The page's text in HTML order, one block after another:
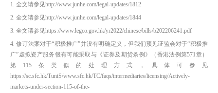
1. 全文请参见http://www.junhe.com/legal-updates/1812
2. 全文请参见http://www.junhe.com/legal-updates/1844
3. 全文请参见https://www.legco.gov.hk/yr2022/chinese/bills/b202206241.pdf
4. 修订法案对于“积极推广”并没有明确定义，但我们预见证监会对于“积极推
广”虚拟资产服务很有可能采取与《证券及期货条例》（香港法例第571章）
第115条类似的处理方式，具体可参见
https://sc.sfc.hk/TuniS/www.sfc.hk/TC/faqs/intermediaries/licensing/Actively-
markets-under-section-115-of-the-